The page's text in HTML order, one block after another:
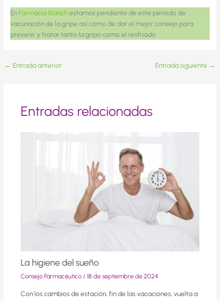
En Farmacia Blanchestamos pendiente de este período de
vacunación de la gripe así como de dar el mejor consejo para
prevenir y tratar tanto la gripo como el resfriado.
← Entrada anterior Entrada siguiente →
Entradas relacionadas
La higiene del sueño
Consejo Farmacéutico/ 18 de septiembre de 2024
Con los cambios de estación, fin de las vacaciones, vuelta a